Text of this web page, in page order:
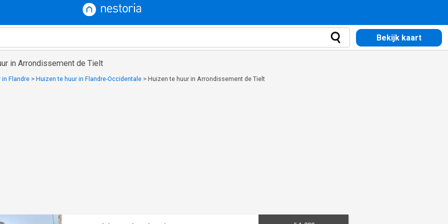
Bekijk kaart
in Arrondissement de Tielt
in Flandre > Huizen te huur in Flandre-Occidentale > Huizen te huur in Arrondissement de Tielt